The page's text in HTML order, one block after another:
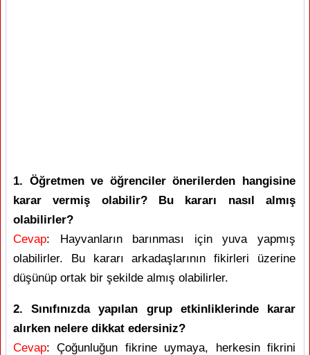
1. Öğretmen ve öğrenciler önerilerden hangisine
karar vermiş olabilir? Bu kararı nasıl almış
olabilirler?
Cevap: Hayvanların barınması için yuva yapmış
olabilirler. Bu kararı arkadaşlarının fikirleri üzerine
düşünüp ortak bir şekilde almış olabilirler.
2. Sınıfınızda yapılan grup etkinliklerinde karar
alırken nelere dikkat edersiniz?
Cevap: Çoğunluğun fikrine uymaya, herkesin fikrini